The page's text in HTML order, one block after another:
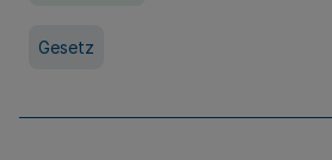
Gesetz